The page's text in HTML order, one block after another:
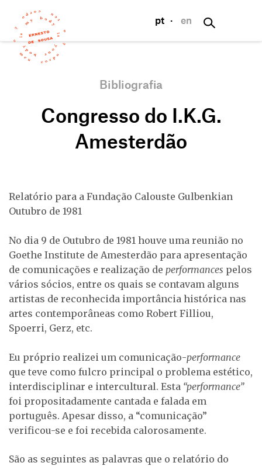
pt · en
Bibliografia
Congresso do I.K.G.
Amesterdão
Relatório para a Fundação Calouste Gulbenkian
Outubro de 1981
No dia 9 de Outubro de 1981 houve uma reunião no
Goethe Institute de Amesterdão para apresentação
de comunicações e realização de performances pelos
vários sócios, entre os quais se contavam alguns
artistas de reconhecida importância histórica nas
artes contemporâneas como Robert Filliou,
Spoerri, Gerz, etc.
Eu próprio realizei um comunicação-performance
que teve como fulcro principal o problema estético,
interdisciplinar e intercultural. Esta “performance”
foi propositadamente cantada e falada em
português. Apesar disso, a “comunicação”
verificou-se e foi recebida calorosamente.
São as seguintes as palavras que o relatório do